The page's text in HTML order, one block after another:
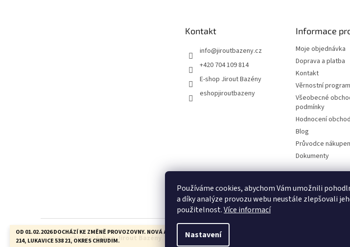
Používáme cookies, abychom Vám umožnili
a díky analýze provozu webu neustále zlepšovali
použitelnost.Více informací
Nastavení
OD 01.02.2026 DOCHÁZÍ KE ZMĚNĚ PROVOZOVNY. NOVÁ ADRESA JE: LUKAVICE
214, LUKAVICE 538 21, OKRES CHRUDIM.
Kontakt
info@jiroutbazeny.cz
+420 704 109 814
E-shop Jirout Bazény
eshopjiroutbazeny
Informace
Moje objednávka
Doprava a platba
Kontakt
Věrnostní program
Všeobecné
podmínky
Hodnocení
Blog
Průvodce
Dokumenty
Copyright 2026Eshop Jirout Bazény . Všechna práva vyhrazena.